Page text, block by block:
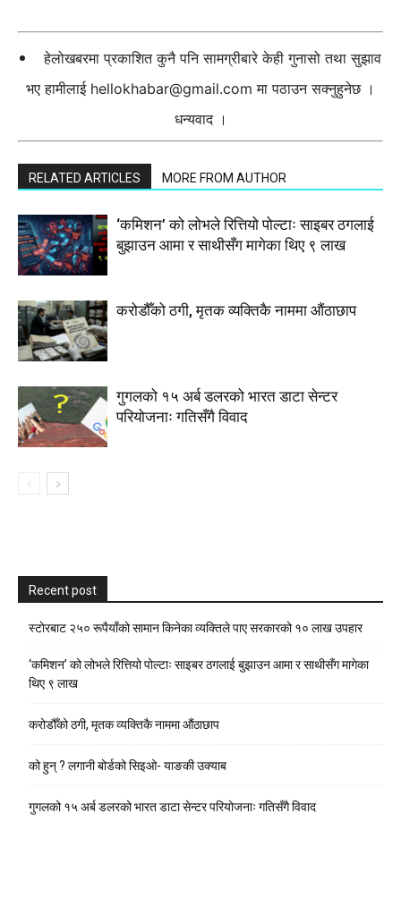
हेलोखबरमा प्रकाशित कुनै पनि सामग्रीबारे केही गुनासो तथा सुझाव
भए हामीलाई hellokhabar@gmail.com मा पठाउन सक्नुहुनेछ ।
धन्यवाद ।
RELATED ARTICLES MORE FROM AUTHOR
‘कमिशन’ को लोभले रित्तियो पोल्टाः साइबर ठगलाई
बुझाउन आमा र साथीसँग मागेका थिए ९ लाख
करोडौँको ठगी, मृतक व्यक्तिकै नाममा औंठाछाप
गुगलको १५ अर्ब डलरको भारत डाटा सेन्टर
परियोजनाः गतिसँगै विवाद
Recent post
स्टाेरबाट २५० रूपैयाँको सामान किनेका व्यक्तिले पाए सरकारको १० लाख उपहार
‘कमिशन’ को लोभले रित्तियो पोल्टाः साइबर ठगलाई बुझाउन आमा र साथीसँग मागेका
थिए ९ लाख
करोडौँको ठगी, मृतक व्यक्तिकै नाममा औंठाछाप
को हुन् ? लगानी बोर्डको सिइओ- याङकी उक्याब
गुगलको १५ अर्ब डलरको भारत डाटा सेन्टर परियोजनाः गतिसँगै विवाद